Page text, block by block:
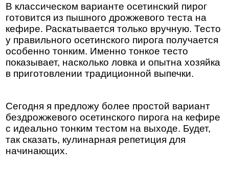
В классическом варианте осетинский пирог
готовится из пышного дрожжевого теста на
кефире. Раскатывается только вручную. Тесто
у правильного осетинского пирога получается
особенно тонким. Именно тонкое тесто
показывает, насколько ловка и опытна хозяйка
в приготовлении традиционной выпечки.
Сегодня я предложу более простой вариант
бездрожжевого осетинского пирога на кефире
с идеально тонким тестом на выходе. Будет,
так сказать, кулинарная репетиция для
начинающих.